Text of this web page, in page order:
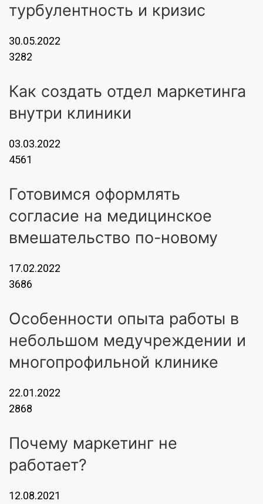
турбулентность и кризис
30.05.2022
3282
Как создать отдел маркетинга
внутри клиники
03.03.2022
4561
Готовимся оформлять
согласие на медицинское
вмешательство по-новому
17.02.2022
3686
Особенности опыта работы в
небольшом медучреждении и
многопрофильной клинике
22.01.2022
2868
Почему маркетинг не
работает?
12.08.2021